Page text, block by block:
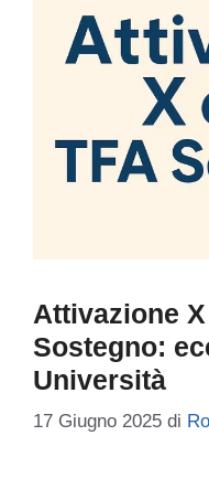
Attivazione
Sostegno:
Università
17 Giugno 2025 di